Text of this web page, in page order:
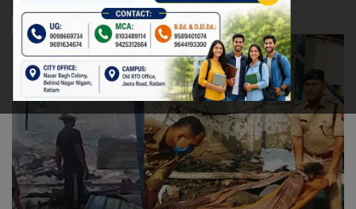
रेलवे
खेल
ज्योतिष
कला-साहित्य
निर्वाचन